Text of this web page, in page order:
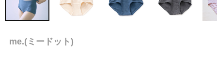
me.(ミードット)